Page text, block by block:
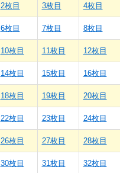
2枚目 3枚目 4枚目
6枚目 7枚目 8枚目
10枚目 11枚目 12枚目
14枚目 15枚目 16枚目
18枚目 19枚目 20枚目
22枚目 23枚目 24枚目
26枚目 27枚目 28枚目
30枚目 31枚目 32枚目